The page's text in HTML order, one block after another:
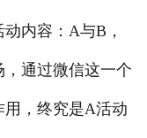
内容：A与B，
通过微信这一个
，终究是A活动